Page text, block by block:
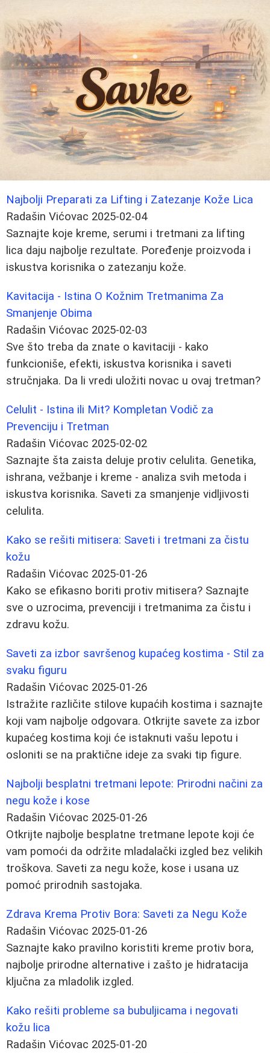
Najbolji Preparati za Lifting i Zatezanje Kože Lica
Radašin Vićovac 2025-02-04
Saznajte koje kreme, serumi i tretmani za lifting
lica daju najbolje rezultate. Poređenje proizvoda i
iskustva korisnika o zatezanju kože.
Kavitacija - Istina O Kožnim Tretmanima Za
Smanjenje Obima
Radašin Vićovac 2025-02-03
Sve što treba da znate o kavitaciji - kako
funkcioniše, efekti, iskustva korisnika i saveti
stručnjaka. Da li vredi uložiti novac u ovaj tretman?
Celulit - Istina ili Mit? Kompletan Vodič za
Prevenciju i Tretman
Radašin Vićovac 2025-02-02
Saznajte šta zaista deluje protiv celulita. Genetika,
ishrana, vežbanje i kreme - analiza svih metoda i
iskustva korisnika. Saveti za smanjenje vidljivosti
celulita.
Kako se rešiti mitisera: Saveti i tretmani za čistu
kožu
Radašin Vićovac 2025-01-26
Kako se efikasno boriti protiv mitisera? Saznajte
sve o uzrocima, prevenciji i tretmanima za čistu i
zdravu kožu.
Saveti za izbor savršenog kupaćeg kostima - Stil za
svaku figuru
Radašin Vićovac 2025-01-26
Istražite različite stilove kupaćih kostima i saznajte
koji vam najbolje odgovara. Otkrijte savete za izbor
kupaćeg kostima koji će istaknuti vašu lepotu i
osloniti se na praktične ideje za svaki tip figure.
Najbolji besplatni tretmani lepote: Prirodni načini za
negu kože i kose
Radašin Vićovac 2025-01-26
Otkrijte najbolje besplatne tretmane lepote koji će
vam pomoći da održite mladalački izgled bez velikih
troškova. Saveti za negu kože, kose i usana uz
pomoć prirodnih sastojaka.
Zdrava Krema Protiv Bora: Saveti za Negu Kože
Radašin Vićovac 2025-01-26
Saznajte kako pravilno koristiti kreme protiv bora,
najbolje prirodne alternative i zašto je hidratacija
ključna za mladolik izgled.
Kako rešiti probleme sa bubuljicama i negovati
kožu lica
Radašin Vićovac 2025-01-20